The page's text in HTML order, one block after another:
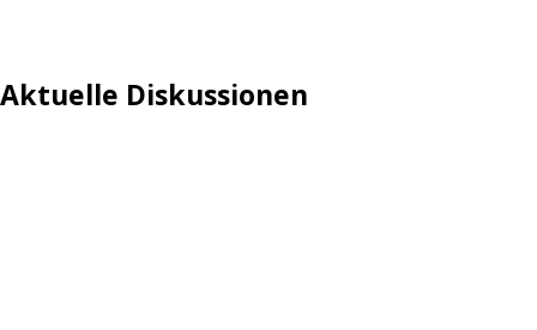
Aktuelle Diskussionen